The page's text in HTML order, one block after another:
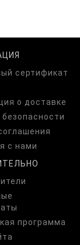
сертификат
о доставке
безопасности
с нами
программа